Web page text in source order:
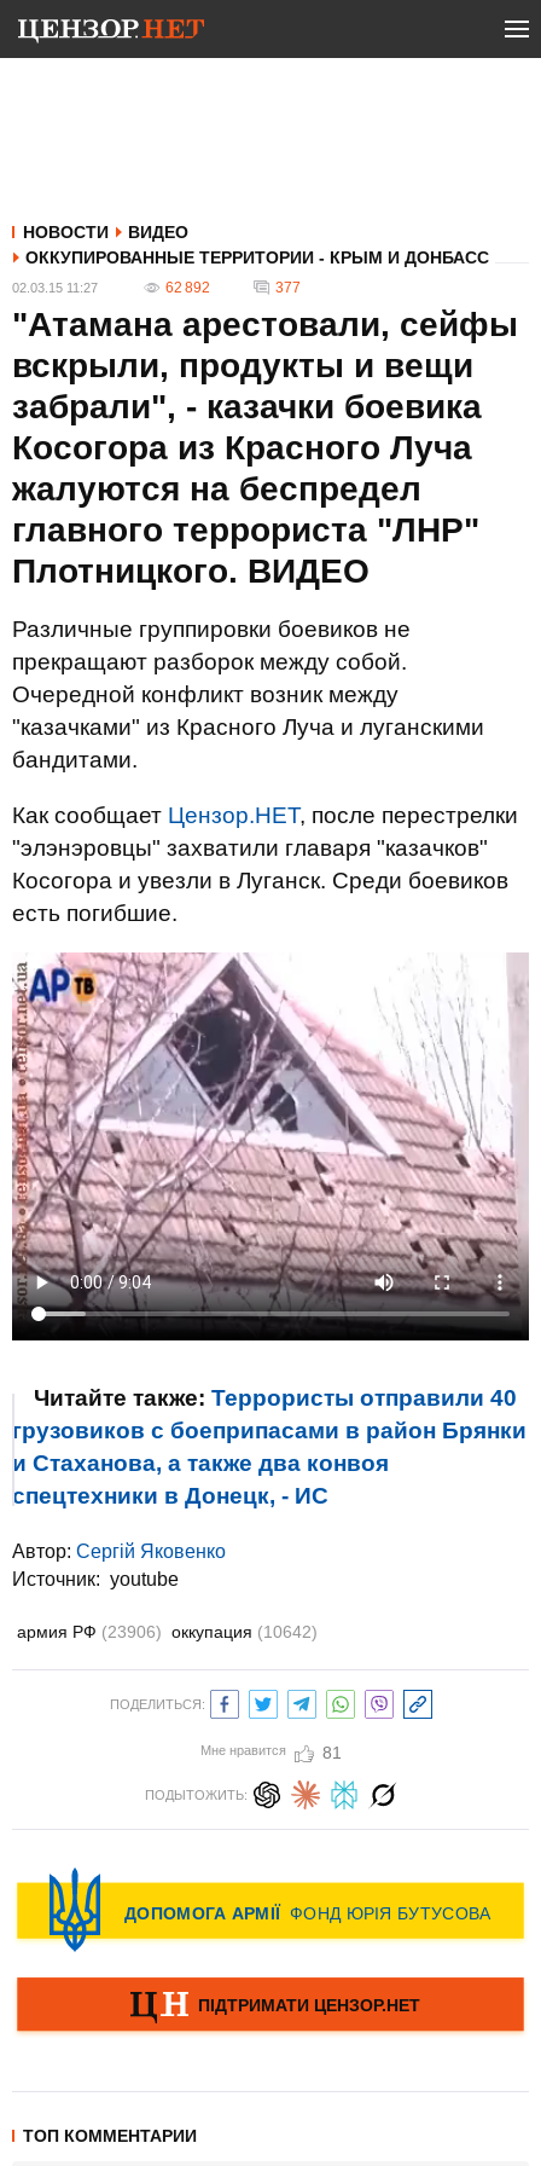
НОВОСТИ
ВИДЕО
ОККУПИРОВАННЫЕ ТЕРРИТОРИИ - КРЫМ И ДОНБАСС
02.03.15 11:27 62 892 377
"Атамана арестовали, сейфы
вскрыли, продукты и вещи
забрали", - казачки боевика
Косогора из Красного Луча
жалуются на беспредел
главного террориста "ЛНР"
Плотницкого. ВИДЕО
Различные группировки боевиков не
прекращают разборок между собой.
Очередной конфликт возник между
"казачками" из Красного Луча и луганскими
бандитами.
Как сообщает Цензор.НЕТ, после перестрелки
"элэнэровцы" захватили главаря "казачков"
Косогора и увезли в Луганск. Среди боевиков
есть погибшие.
Читайте также: Террористы отправили 40
грузовиков с боеприпасами в район Брянки
и Стаханова, а также два конвоя
спецтехники в Донецк, - ИС
Автор: Сергій Яковенко
Источник: youtube
армия РФ (23906) оккупация (10642)
ПОДЕЛИТЬСЯ:
Мне нравится 81
ПОДЫТОЖИТЬ:
ТОП КОММЕНТАРИИ